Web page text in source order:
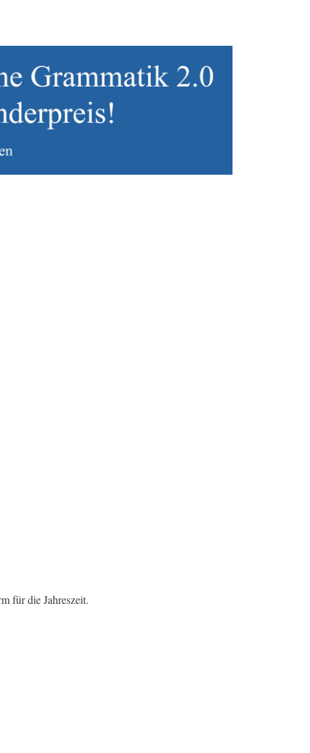
für die Jahreszeit.